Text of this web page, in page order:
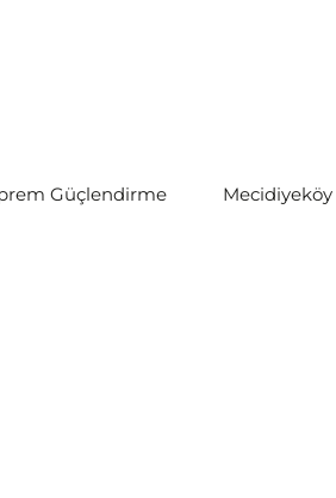
Güçlendirme